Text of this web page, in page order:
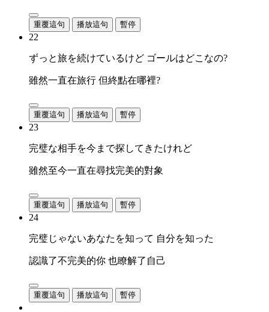
重覆這句 播放這句 暫停
22
ずっと旅を続けているけど ゴールはどこなの?
雖然一直在旅行 但終點在哪裡?
重覆這句 播放這句 暫停
23
完璧な相手を今まで探してきたけれど
雖然至今一直在尋找完美的對象
重覆這句 播放這句 暫停
24
完璧じゃないあなたを知って 自分を知った
認識了不完美的你 也瞭解了自己
重覆這句 播放這句 暫停